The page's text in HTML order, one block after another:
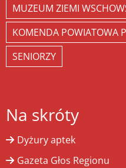
MUZEUM ZIEMI
KOMENDA POWIATOWA
SENIORZY
Na skróty
Dyżury aptek
Gazeta Głos Regionu